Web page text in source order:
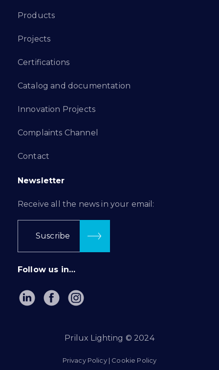
Products
Projects
Certifications
Catalog and documentation
Innovation Projects
Complaints Channel
Contact
Newsletter
Receive all the news in your email:
Suscribe
Follow us in…
Prilux Lighting © 2024
Privacy Policy| Cookie Policy